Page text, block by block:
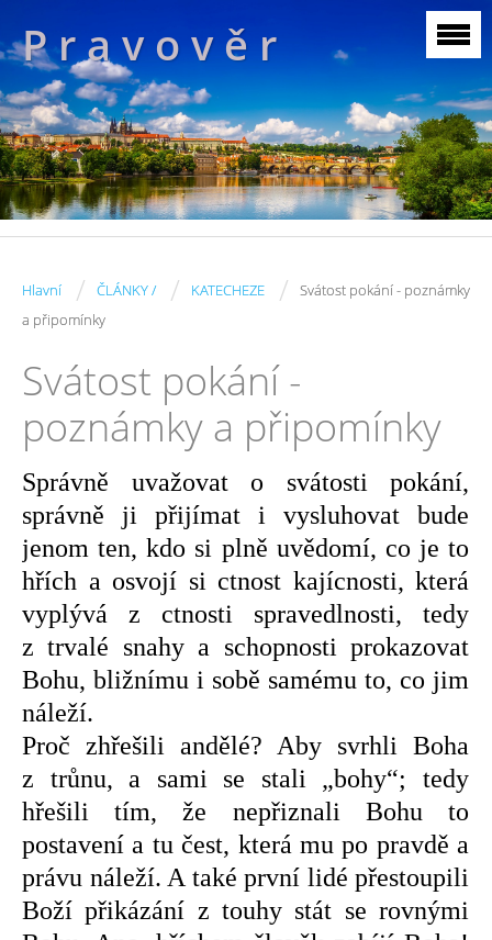
P r a v o v ě r
Hlavní / ČLÁNKY / / KATECHEZE /
Svátost pokání - poznámky
a připomínky
Svátost pokání -
poznámky a připomínky
Správně uvažovat o svátosti pokání,
správně ji přijímat i vysluhovat bude
jenom ten, kdo si plně uvědomí, co je to
hřích a osvojí si ctnost kajícnosti, která
vyplývá z ctnosti spravedlnosti, tedy
z trvalé snahy a schopnosti prokazovat
Bohu, bližnímu i sobě samému to, co jim
náleží.
Proč zhřešili andělé? Aby svrhli Boha
z trůnu, a sami se stali „bohy“; tedy
hřešili tím, že nepřiznali Bohu to
postavení a tu čest, která mu po pravdě a
právu náleží. A také první lidé přestoupili
Boží přikázání z touhy stát se rovnými